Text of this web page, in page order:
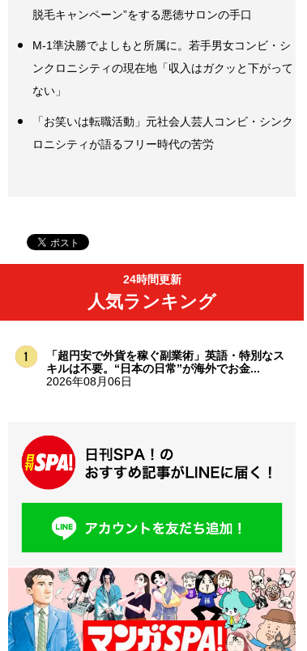
脱毛キャンペーン”をする悪徳サロンの手口
M-1準決勝でよしもと所属に。若手男女コンビ・シ
ンクロニシティの現在地「収入はガクッと下がって
ない」
「お笑いは転職活動」元社会人芸人コンビ・シンク
ロニシティが語るフリー時代の苦労
24時間更新
人気ランキング
「超円安で外貨を稼ぐ副業術」英語・特別なス
キルは不要。“日本の日常”が海外でお金...
2026年08月06日